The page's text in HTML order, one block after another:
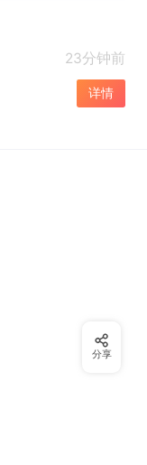
23分钟前
详情
分享